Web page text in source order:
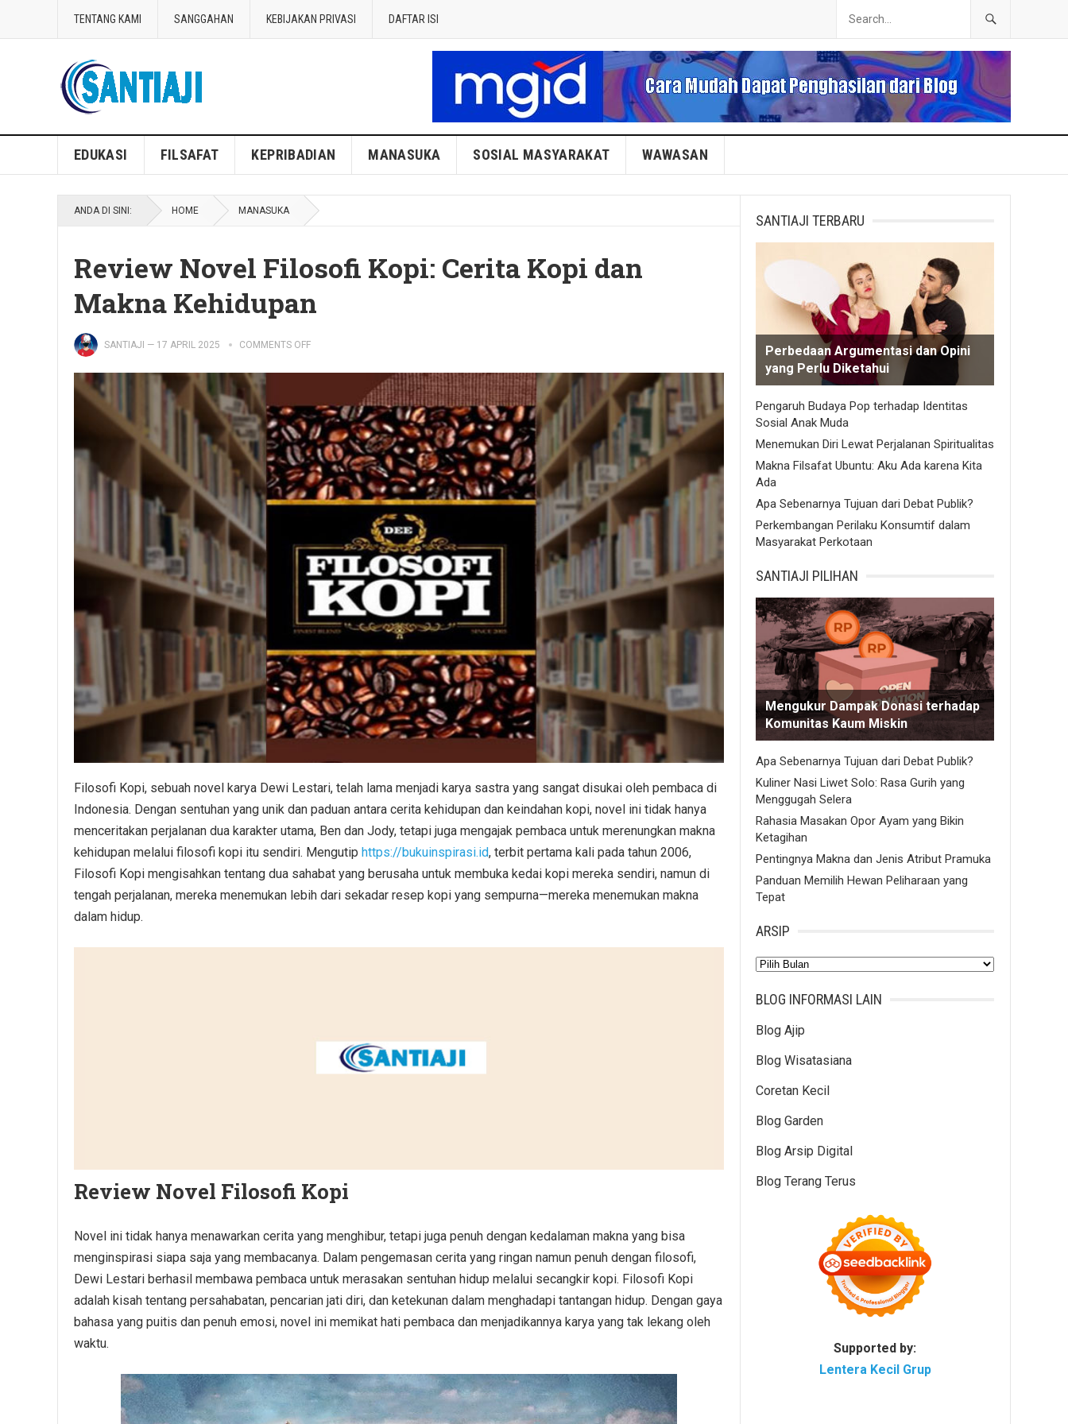
TENTANG KAMI SANGGAHAN KEBIJAKAN PRIVASI DAFTAR ISI
Blog Santiaji
EDUKASI FILSAFAT KEPRIBADIAN MANASUKA SOSIAL MASYARAKAT WAWASAN
ANDA DI SINI: HOME MANASUKA
Review Novel Filosofi Kopi: Cerita Kopi dan
Makna Kehidupan
SANTIAJI — 17 APRIL 2025 COMMENTS OFF
Filosofi Kopi, sebuah novel karya Dewi Lestari, telah lama menjadi karya sastra yang sangat disukai oleh pembaca di
Indonesia. Dengan sentuhan yang unik dan paduan antara cerita kehidupan dan keindahan kopi, novel ini tidak hanya
menceritakan perjalanan dua karakter utama, Ben dan Jody, tetapi juga mengajak pembaca untuk merenungkan makna
kehidupan melalui filosofi kopi itu sendiri. Mengutip https://bukuinspirasi.id, terbit pertama kali pada tahun 2006,
Filosofi Kopi mengisahkan tentang dua sahabat yang berusaha untuk membuka kedai kopi mereka sendiri, namun di
tengah perjalanan, mereka menemukan lebih dari sekadar resep kopi yang sempurna—mereka menemukan makna
dalam hidup.
Review Novel Filosofi Kopi
Novel ini tidak hanya menawarkan cerita yang menghibur, tetapi juga penuh dengan kedalaman makna yang bisa
menginspirasi siapa saja yang membacanya. Dalam pengemasan cerita yang ringan namun penuh dengan filosofi,
Dewi Lestari berhasil membawa pembaca untuk merasakan sentuhan hidup melalui secangkir kopi. Filosofi Kopi
adalah kisah tentang persahabatan, pencarian jati diri, dan ketekunan dalam menghadapi tantangan hidup. Dengan gaya
bahasa yang puitis dan penuh emosi, novel ini memikat hati pembaca dan menjadikannya karya yang tak lekang oleh
waktu.
SANTIAJI TERBARU
Perbedaan Argumentasi dan Opini
yang Perlu Diketahui
Pengaruh Budaya Pop terhadap Identitas
Sosial Anak Muda
Menemukan Diri Lewat Perjalanan Spiritualitas
Makna Filsafat Ubuntu: Aku Ada karena Kita
Ada
Apa Sebenarnya Tujuan dari Debat Publik?
Perkembangan Perilaku Konsumtif dalam
Masyarakat Perkotaan
SANTIAJI PILIHAN
Mengukur Dampak Donasi terhadap
Komunitas Kaum Miskin
Apa Sebenarnya Tujuan dari Debat Publik?
Kuliner Nasi Liwet Solo: Rasa Gurih yang
Menggugah Selera
Rahasia Masakan Opor Ayam yang Bikin
Ketagihan
Pentingnya Makna dan Jenis Atribut Pramuka
Panduan Memilih Hewan Peliharaan yang
Tepat
ARSIP
Arsip
BLOG INFORMASI LAIN
Blog Ajip
Blog Wisatasiana
Coretan Kecil
Blog Garden
Blog Arsip Digital
Blog Terang Terus
Supported by:
Lentera Kecil Grup